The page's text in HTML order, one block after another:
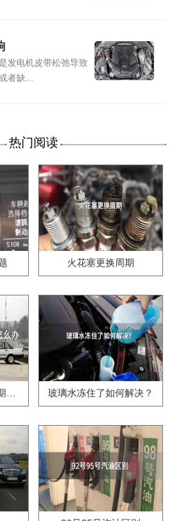
发电机皮带松弛导致
者缺...
热门阅读
火花塞更换周期
驾驶证到期没有换,逾期怎么办?? 玻璃水冻住了如何解决？